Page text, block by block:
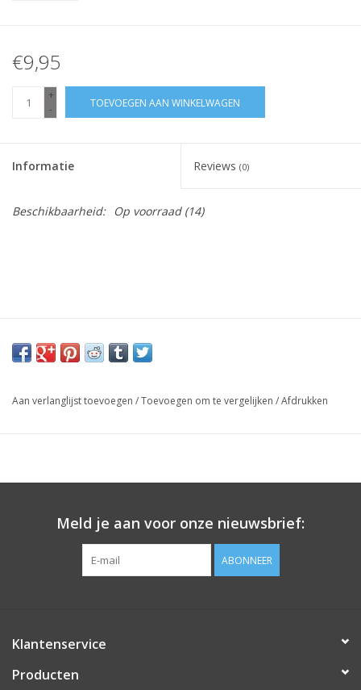
€9,95
+
-
TOEVOEGEN AAN WINKELWAGEN
Informatie Reviews (0)
Beschikbaarheid: Op voorraad(14)
Aan verlanglijst toevoegen /Toevoegen om te vergelijken /Afdrukken
Meld je aan voor onze nieuwsbrief:
ABONNEER
Klantenservice
Producten